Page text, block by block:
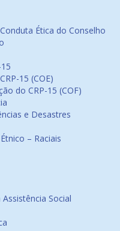
Ética do Conselho
15 (COE)
do CRP-15 (COF)
e Desastres
– Raciais
Social